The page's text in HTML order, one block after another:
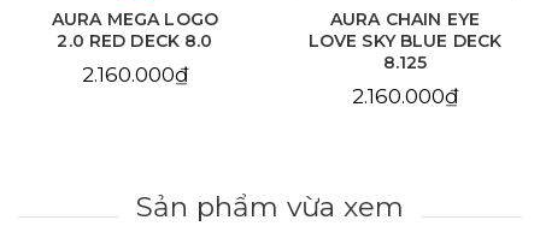
AURA MEGA LOGO
2.0 RED DECK 8.0
2.160.000₫
AURA CHAIN EYE
LOVE SKY BLUE DECK
8.125
2.160.000₫
Sản phẩm vừa xem